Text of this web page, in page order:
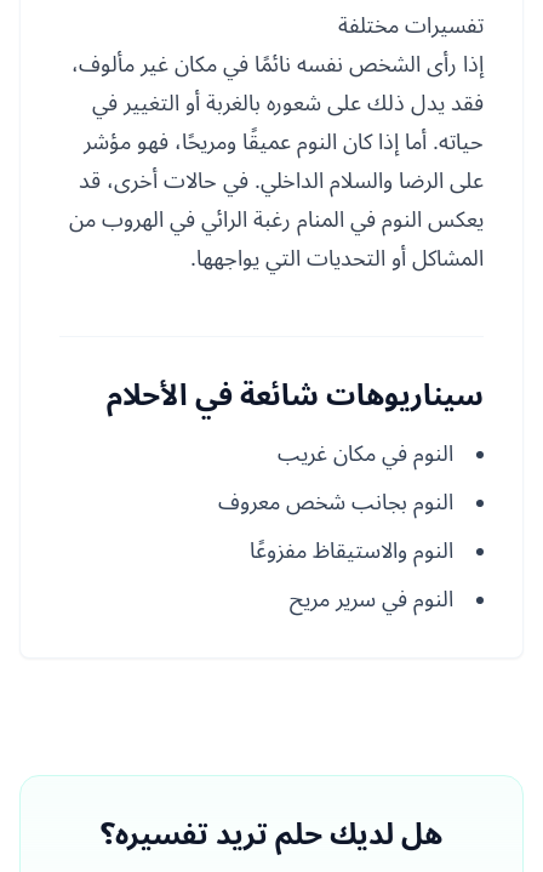
تفسيرات مختلفة
إذا رأى الشخص نفسه نائمًا في مكان غير مألوف،
فقد يدل ذلك على شعوره بالغربة أو التغيير في
حياته. أما إذا كان النوم عميقًا ومريحًا، فهو مؤشر
على الرضا والسلام الداخلي. في حالات أخرى، قد
يعكس النوم في المنام رغبة الرائي في الهروب من
المشاكل أو التحديات التي يواجهها.
سيناريوهات شائعة في الأحلام
النوم في مكان غريب
النوم بجانب شخص معروف
النوم والاستيقاظ مفزوعًا
النوم في سرير مريح
هل لديك حلم تريد تفسيره؟